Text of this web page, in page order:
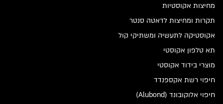
מחיצות אקוסטיות
תקרות ומחיצות לדאטה סנטר
אקוסטיקה לתעשיה ומשתיקי קול
תא טלפון אקוסטי
מוצרי בידוד אקוסטי
חיפוי רשת אקספנדד
חיפוי אלוקובונד (Alubond)